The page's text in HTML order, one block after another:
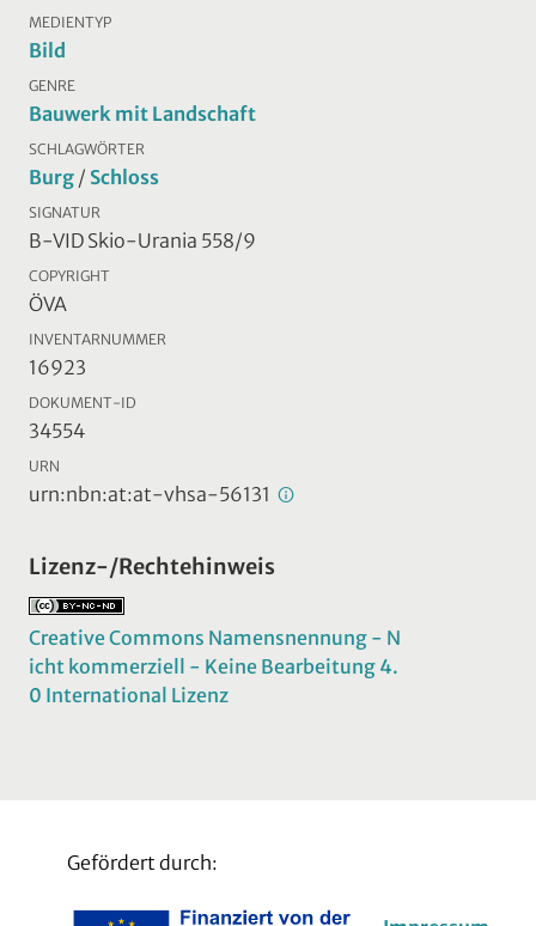
MEDIENTYP
Bild
GENRE
Bauwerk mit Landschaft
SCHLAGWÖRTER
Burg / Schloss
SIGNATUR
B-VID Skio-Urania 558/9
COPYRIGHT
ÖVA
INVENTARNUMMER
16923
DOKUMENT-ID
34554
URN
urn:nbn:at:at-vhsa-56131
Lizenz-/Rechtehinweis
Creative Commons Namensnennung - N
icht kommerziell - Keine Bearbeitung 4.
0 International Lizenz
Gefördert durch: